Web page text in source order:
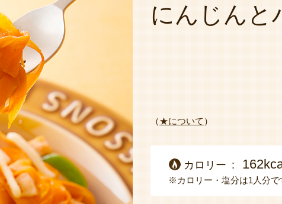
にんじんと
（★について ）
カロリー
※カロリー・塩分は1人分で